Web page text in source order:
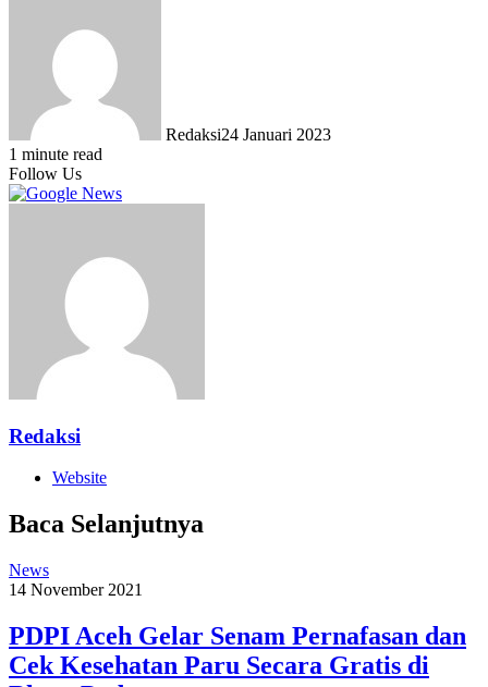
Redaksi24 Januari 2023
1 minute read
Follow Us
Redaksi
Website
Baca Selanjutnya
News
14 November 2021
PDPI Aceh Gelar Senam Pernafasan dan
Cek Kesehatan Paru Secara Gratis di